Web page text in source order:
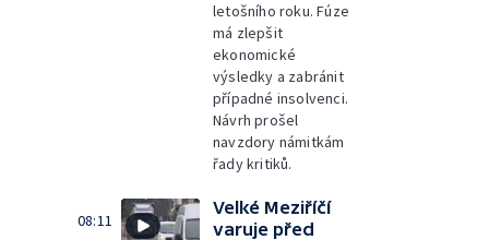
letošního roku. Fúze
má zlepšit
ekonomické
výsledky a zabránit
případné insolvenci.
Návrh prošel
navzdory námitkám
řady kritiků.
08:11
Velké Meziříčí
varuje před